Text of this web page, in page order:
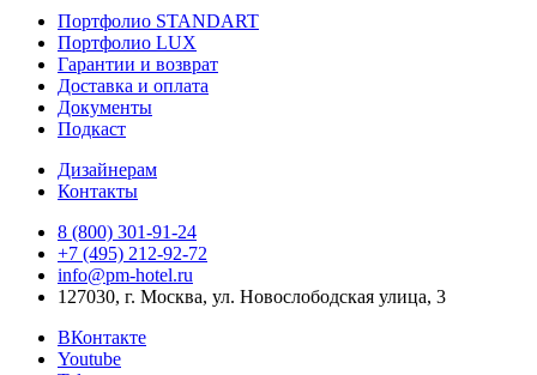
Портфолио STANDART
Портфолио LUX
Гарантии и возврат
Доставка и оплата
Документы
Подкаст
Дизайнерам
Контакты
8 (800) 301‑91‑24
+7 (495) 212‑92‑72
info@pm-hotel.ru
127030, г. Москва, ул. Новослободская улица, 3
ВКонтакте
Youtube